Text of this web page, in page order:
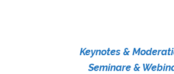
Keynotes &
Seminare &